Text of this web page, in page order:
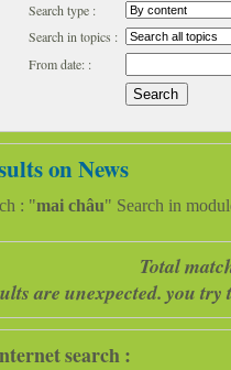
Search type :
Search in topics :
From date: :
on News
: "mai châu" Search in
Total
are unexpected. you
search :